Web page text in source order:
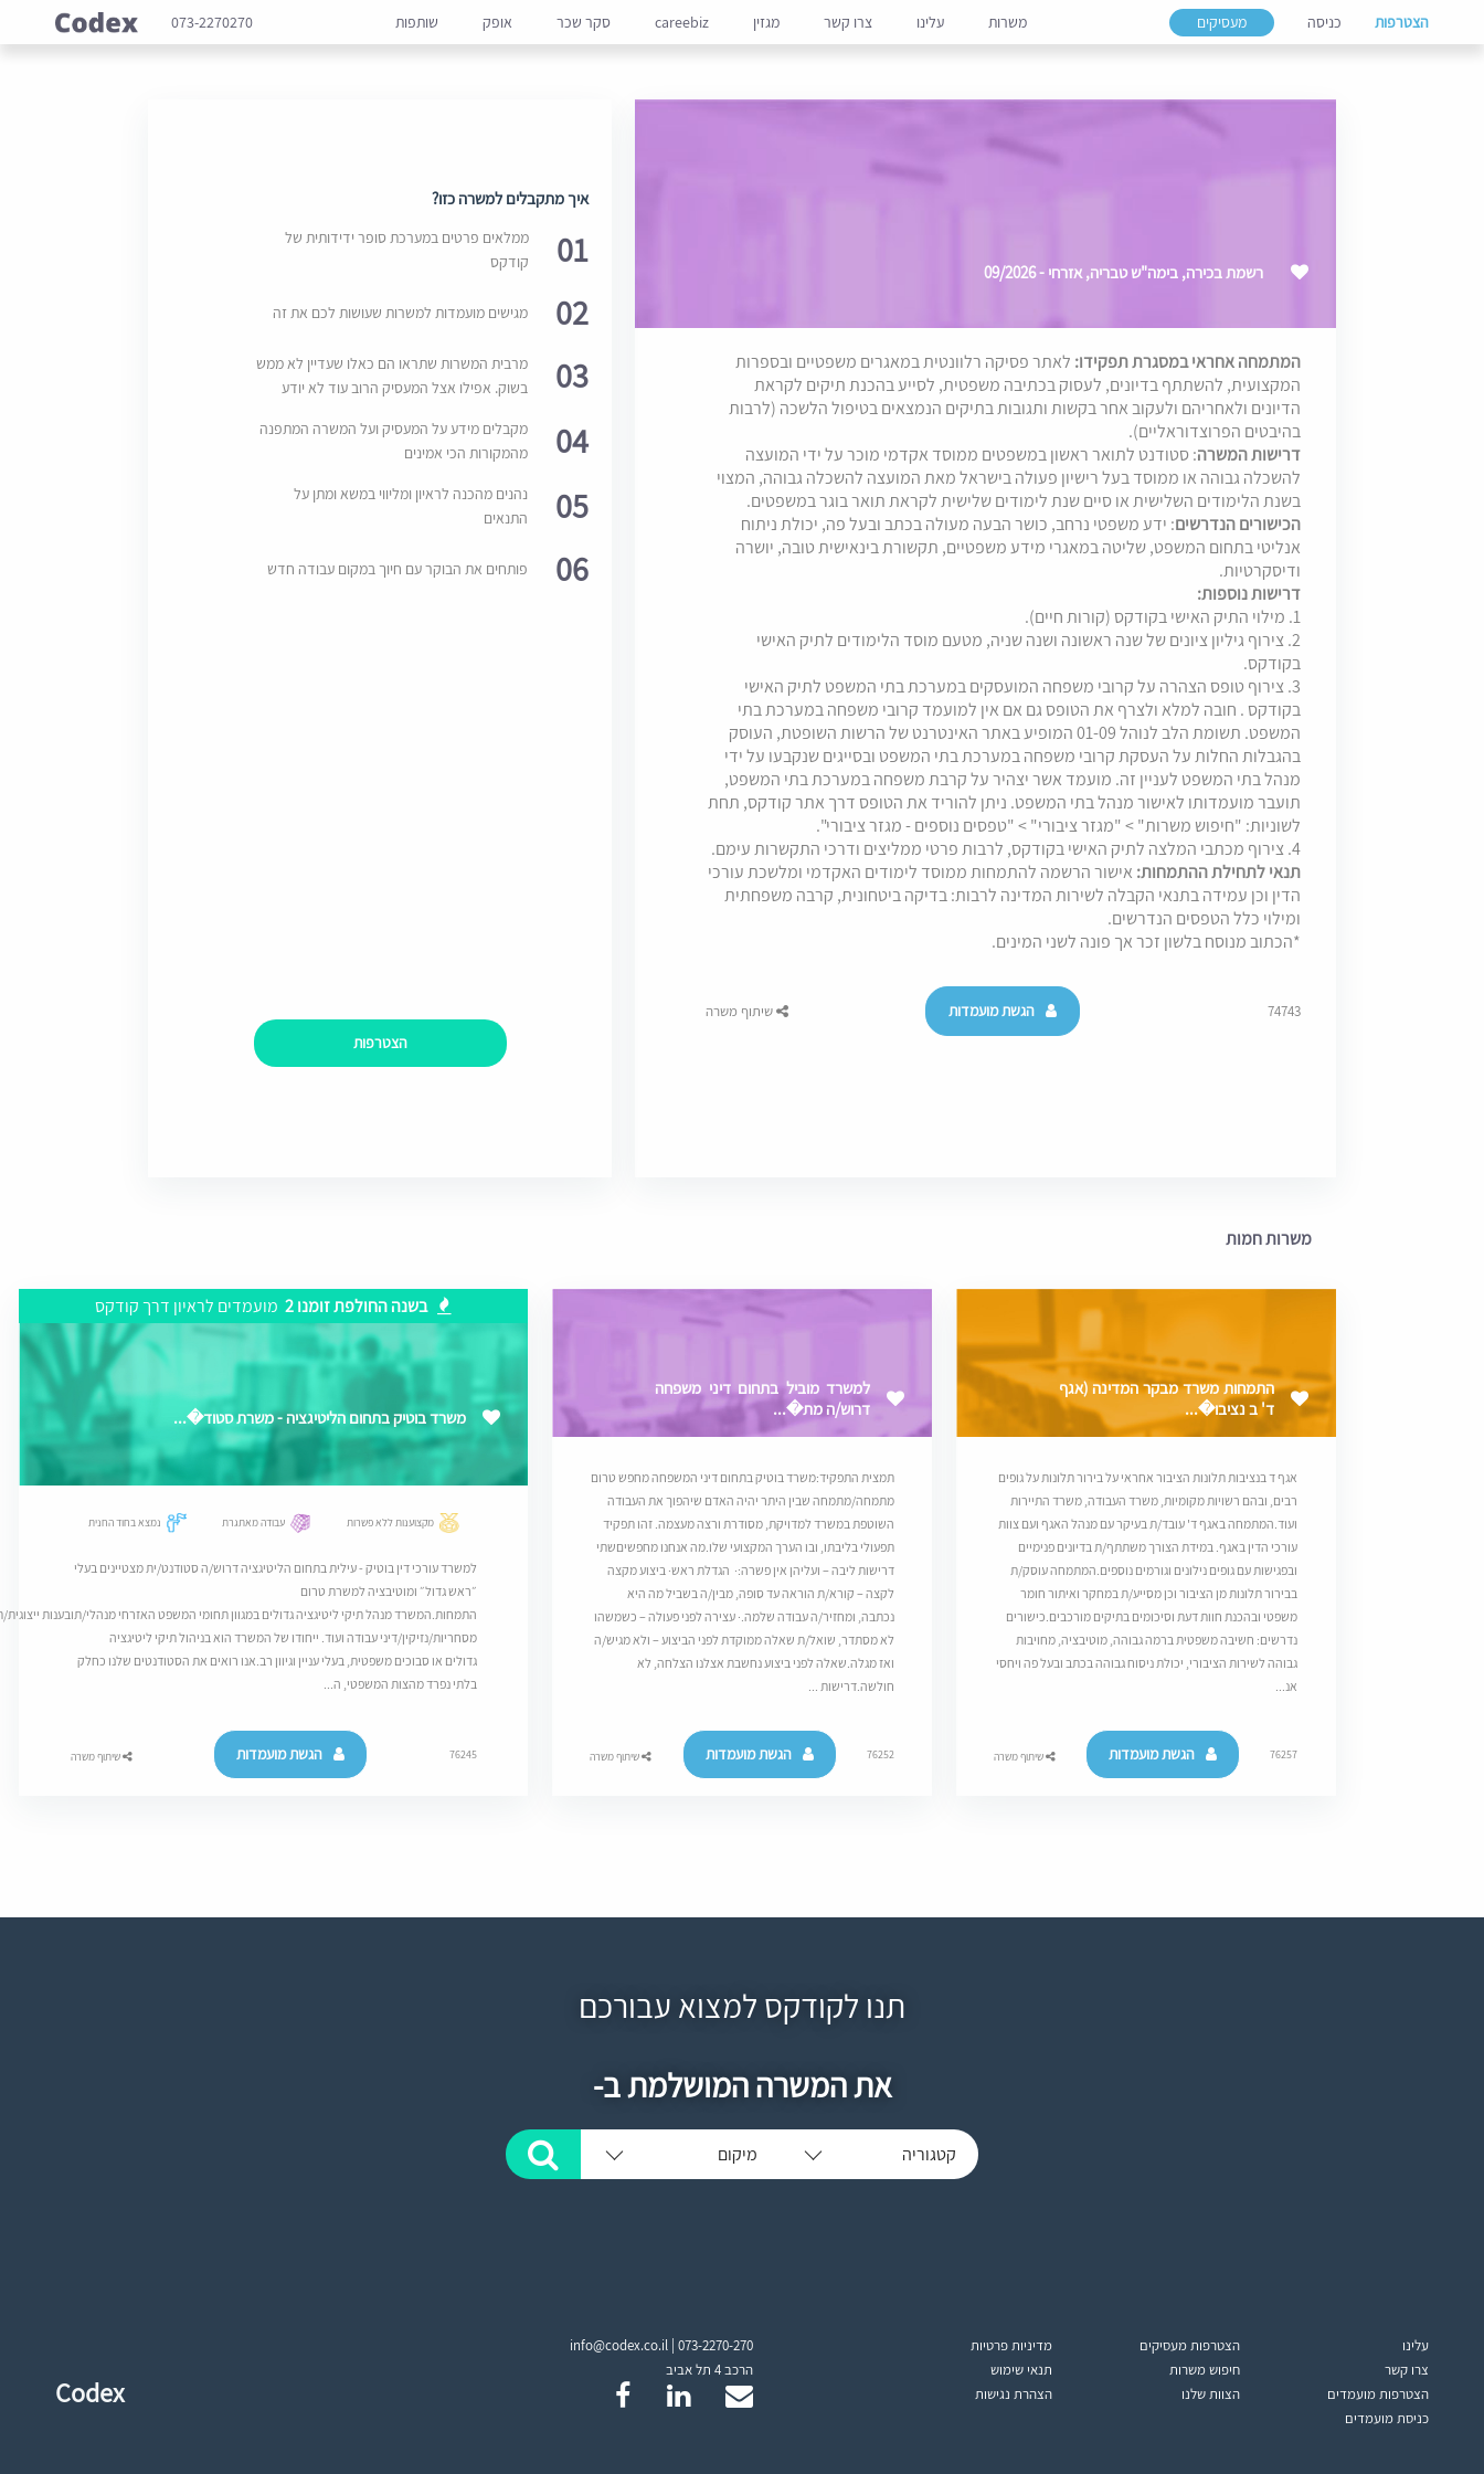
הצטרפות כניסה מעסיקים משרות עלינו צרו קשר מגזין careebiz סקר שכר אופק שותפות 073-2270270
רשמת בכירה, בימה"ש טבריה, אזרחי - 09/2026
המתמחה אחראי במסגרת תפקידו: לאתר פסיקה רלוונטית במאגרים משפטיים ובספרות
המקצועית, להשתתף בדיונים, לעסוק בכתיבה משפטית, לסייע בהכנת תיקים לקראת
הדיונים ולאחריהם ולעקוב אחר בקשות ותגובות בתיקים הנמצאים בטיפול הלשכה (לרבות
בהיבטים הפרוצדוראליים).
דרישות המשרה: סטודנט לתואר ראשון במשפטים ממוסד אקדמי מוכר על ידי המועצה
להשכלה גבוהה או ממוסד בעל רישיון פעולה בישראל מאת המועצה להשכלה גבוהה, המצוי
בשנת הלימודים השלישית או סיים שנת לימודים שלישית לקראת תואר בוגר במשפטים.
הכישורים הנדרשים: ידע משפטי נרחב, כושר הבעה מעולה בכתב ובעל פה, יכולת ניתוח
אנליטי בתחום המשפט, שליטה במאגרי מידע משפטיים, תקשורת בינאישית טובה, יושרה
ודיסקרטיות.
דרישות נוספות:
1. מילוי התיק האישי בקודקס (קורות חיים).
2. צירוף גיליון ציונים של שנה ראשונה ושנה שניה, מטעם מוסד הלימודים לתיק האישי
בקודקס.
3. צירוף טופס הצהרה על קרובי משפחה המועסקים במערכת בתי המשפט לתיק האישי
בקודקס . חובה למלא ולצרף את הטופס גם אם אין למועמד קרובי משפחה במערכת בתי
המשפט. תשומת הלב לנוהל 01-09 המופיע באתר האינטרנט של הרשות השופטת, העוסק
בהגבלות החלות על העסקת קרובי משפחה במערכת בתי המשפט ובסייגים שנקבעו על ידי
מנהל בתי המשפט לעניין זה. מועמד אשר יצהיר על קרבת משפחה במערכת בתי המשפט,
תועבר מועמדותו לאישור מנהל בתי המשפט. ניתן להוריד את הטופס דרך אתר קודקס, תחת
לשוניות: "חיפוש משרות" > "מגזר ציבורי" > "טפסים נוספים - מגזר ציבורי".
4. צירוף מכתבי המלצה לתיק האישי בקודקס, לרבות פרטי ממליצים ודרכי התקשרות עימם.
תנאי לתחילת ההתמחות: אישור הרשמה להתמחות ממוסד לימודים האקדמי ומלשכת עורכי
הדין וכן עמידה בתנאי הקבלה לשירות המדינה לרבות: בדיקה ביטחונית, קרבה משפחתית
ומילוי כלל הטפסים הנדרשים.
*הכתוב מנוסח בלשון זכר אך פונה לשני המינים.
74743 הגשת מועמדות שיתוף משרה
איך מתקבלים למשרה כזו?
01
ממלאים פרטים במערכת סופר ידידותית של
קודקס
02 מגישים מועמדות למשרות שעושות לכם את זה
03
מרבית המשרות שתראו הם כאלו שעדיין לא ממש
בשוק. אפילו אצל המעסיק הרוב עוד לא יודע
04
מקבלים מידע על המעסיק ועל המשרה המתפנה
מהמקורות הכי אמינים
05
נהנים מהכנה לראיון ומליווי במשא ומתן על
התנאים
06 פותחים את הבוקר עם חיוך במקום עבודה חדש
הצטרפות
משרות חמות
התמחות משרד מבקר המדינה (אגף
ד' ב נציבו�...
אגף ד בנציבות תלונות הציבור אחראי על בירור תלונות על גופים
רבים, ובהם רשויות מקומיות, משרד העבודה, משרד התיירות
ועוד.המתמחה באגף ד' עובד/ת בעיקר עם מנהל האגף ועם צוות
עורכי הדין באגף. במידת הצורך משתתף/ת בדיונים פנימיים
ובפגישות עם גופים נילונים וגורמים נוספים.המתמחה עוסק/ת
בבירור תלונות מן הציבור וכן מסייע/ת במחקר ואיתור חומר
משפטי ובהכנת חוות דעת וסיכומים בתיקים מורכבים.כישורים
נדרשים: חשיבה משפטית ברמה גבוהה, מוטיבציה, מחויבות
גבוהה לשירות הציבורי, יכולת ניסוח גבוהה בכתב ובעל פה ויחסי
אנ...
76257 הגשת מועמדות שיתוף משרה
למשרד מוביל בתחום דיני משפחה
דרוש/ה מת�...
תמצית התפקיד:משרד בוטיק בתחום דיני המשפחה מחפש טרום
מתמחה/מתמחה שבין היתר יהיה האדם שיהפוך את העבודה
השוטפת במשרד למדויקת, מסודרת ורצה מעצמה. זהו תפקיד
תפעולי בליבתו, ובו הערך המקצועי שלו.מה אנחנו מחפשיםשתי
דרישות ליבה – ועליהן אין פשרה:· הגדלת ראש· ביצוע מקצה
לקצה – קורא/ת הוראה עד סופה, מבין/ה בשביל מה היא
נכתבה, ומחזיר/ה עבודה שלמה.· עצירה לפני פעולה – כשמשהו
לא מסתדר, שואל/ת שאלה ממוקדת לפני הביצוע – ולא מגיש/ה
ואז מגלה.שאלה לפני ביצוע נחשבת אצלנו הצלחה, לא
חולשה.דרישות ...
76252 הגשת מועמדות שיתוף משרה
בשנה החולפת זומנו 2 מועמדים לראיון דרך קודקס
משרד בוטיק בתחום הליטיגציה - משרת סטוד�...
מקצוענות ללא פשרות עבודה מאתגרת נמצא בחוד החנית
למשרד עורכי דין בוטיק - עילית בתחום הליטיגציה דרוש/ה סטודנט/ית מצטיינים בעלי
״ראש גדול״ ומוטיבציה למשרת טרום
התמחות.המשרד מנהל תיקי ליטיגציה גדולים במגוון תחומי המשפט האזרחי מנהלי/תובענות ייצוגית/
מסחריות/נזיקין/דיני עבודה ועוד. ייחודו של המשרד הוא בניהול תיקי ליטיגציה
גדולים או סבוכים משפטית, בעלי עניין וגיוון רב.אנו רואים את הסטודנטים שלנו כחלק
בלתי נפרד מהצות המשפטי, ה...
76245 הגשת מועמדות שיתוף משרה
תנו לקודקס למצוא עבורכם
את המשרה המושלמת ב-
קטגוריה מיקום
עלינו
צרו קשר
הצטרפות מועמדים
כניסת מועמדים
הצטרפות מעסיקים
חיפוש משרות
הצוות שלנו
מדיניות פרטיות
תנאי שימוש
הצהרת נגישות
info@codex.co.il | 073-2270-270
הרכב 4 תל אביב
Codex